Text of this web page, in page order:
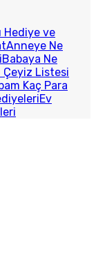
Hediye ve
Anneye Ne
Babaya Ne
Çeyiz Listesi
Kaç Para
Ev